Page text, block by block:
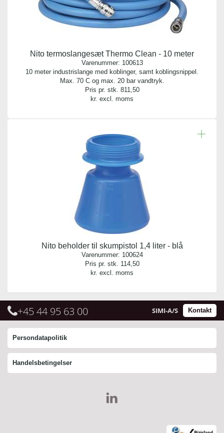
Nito termoslangesæt Thermo Clean - 10 meter
Varenummer: 100613
10 meter industrislange med koblinger, samt koblingsnippel.
Max. 70 C og max. 20 bar vandtryk.
Pris pr. stk. 811,50
kr. excl. moms
Nito beholder til skumpistol 1,4 liter - blå
Varenummer: 100624
Pris pr. stk. 114,50
kr. excl. moms
+45 44 95 63 00 Kontakt
SIMI-A/S
Persondatapolitik
Handelsbetingelser